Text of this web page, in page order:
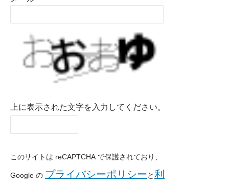
上に表示された文字を入力してください。
このサイトは reCAPTCHA で保護されており、
Google の プライバシーポリシー と 利